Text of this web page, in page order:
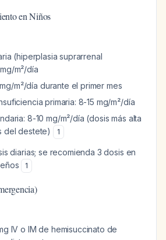
en Niños
(hiperplasia suprarrenal
m²/día
m²/día durante el primer mes
primaria: 8-15 mg/m²/día
8-10 mg/m²/día (dosis más alta
del destete)
1
diarias; se recomienda 3 dosis en
1
IV o IM de hemisuccinato de